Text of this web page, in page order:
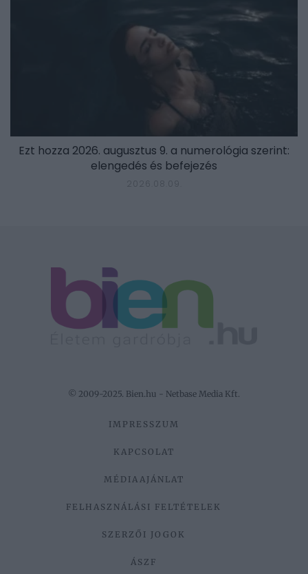
Ezt hozza 2026. augusztus 9. a numerológia szerint:
elengedés és befejezés
© 2009-2025. Bien.hu - Netbase Media Kft.
IMPRESSZUM
KAPCSOLAT
MÉDIAAJÁNLAT
FELHASZNÁLÁSI FELTÉTELEK
SZERZŐI JOGOK
ÁSZF